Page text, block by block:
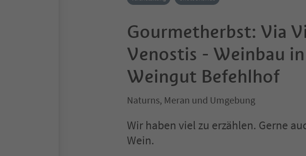
Gourmetherbst: Via
Venostis - Weinbau
Weingut Befehlhof
Naturns, Meran und Umgebung
Wir haben viel zu erzählen. Gerne
Wein.